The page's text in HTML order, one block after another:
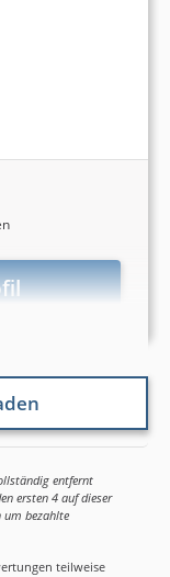
entfernt
ersten 4 auf dieser
um bezahlte
teilweise